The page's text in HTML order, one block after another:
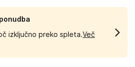
izključno preko spleta.Več